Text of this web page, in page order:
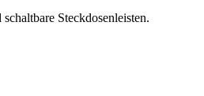
Steckdosenleisten.